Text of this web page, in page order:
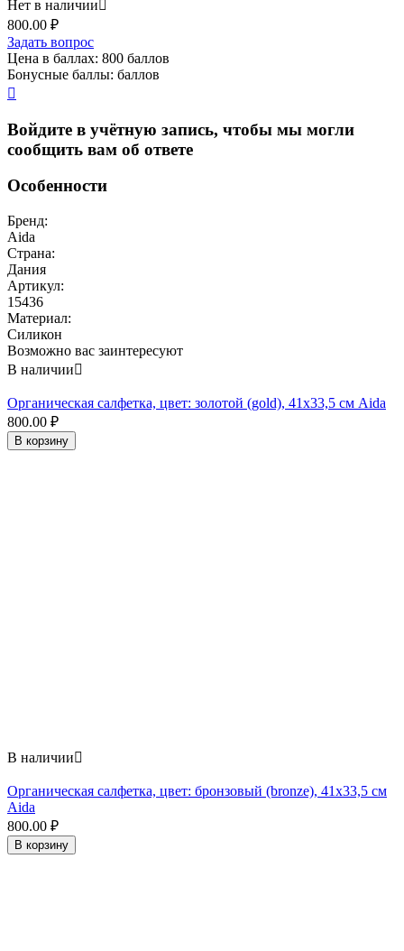
Нет в наличии
800.00 ₽
Задать вопрос
Цена в баллах: 800 баллов
Бонусные баллы: баллов

Войдите в учётную запись, чтобы мы могли
сообщить вам об ответе
Особенности
Бренд:
Aida
Страна:
Дания
Артикул:
15436
Материал:
Силикон
Возможно вас заинтересуют
В наличии
Органическая салфетка, цвет: золотой (gold), 41x33,5 см Aida
800.00 ₽
В корзину
В наличии
Органическая салфетка, цвет: бронзовый (bronze), 41x33,5 см
Aida
800.00 ₽
В корзину